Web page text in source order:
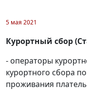
5 мая 2021
Курортный сбор
- операторы
курортного сбора
проживания